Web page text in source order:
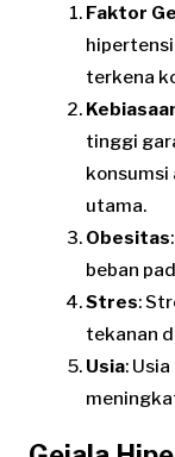
Faktor
terkena
tinggi
konsumsi
utama.
Obesitas
beban
Stres:
tekanan
Usia: